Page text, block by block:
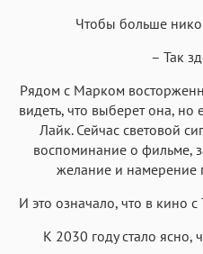
Чтобы больше
– Так
Рядом с Марком
видеть, что выберет она, но
Лайк. Сейчас световой
воспоминание о фильме,
желание и намерение
И это означало, что в кино
К 2030 году стало ясно,